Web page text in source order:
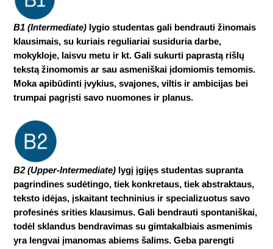
B1 (Intermediate) lygio studentas gali bendrauti žinomais
klausimais, su kuriais reguliariai susiduria darbe,
mokykloje, laisvu metu ir kt. Gali sukurti paprastą rišlų
tekstą žinomomis ar sau asmeniškai įdomiomis temomis.
Moka apibūdinti įvykius, svajones, viltis ir ambicijas bei
trumpai pagrįsti savo nuomones ir planus.
B2 (Upper-Intermediate) lygį įgijęs studentas supranta
pagrindines sudėtingo, tiek konkretaus, tiek abstraktaus,
teksto idėjas, įskaitant techninius ir specializuotus savo
profesinės srities klausimus. Gali bendrauti spontaniškai,
todėl sklandus bendravimas su gimtakalbiais asmenimis
yra lengvai įmanomas abiems šalims. Geba parengti